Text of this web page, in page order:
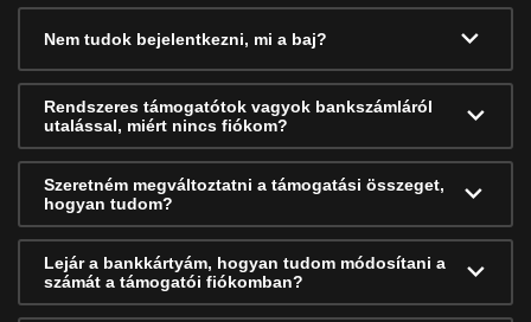
Nem tudok bejelentkezni, mi a baj?
Rendszeres támogatótok vagyok bankszámláról
utalással, miért nincs fiókom?
Szeretném megváltoztatni a támogatási összeget,
hogyan tudom?
Lejár a bankkártyám, hogyan tudom módosítani a
számát a támogatói fiókomban?